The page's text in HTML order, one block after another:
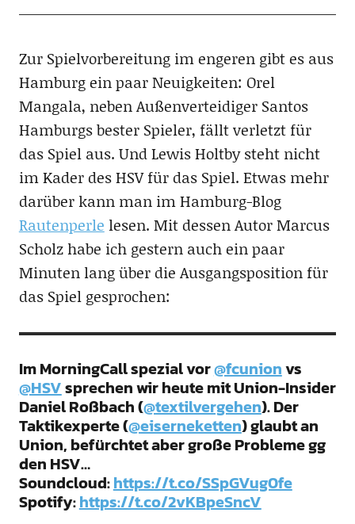
Zur Spielvorbereitung im engeren gibt es aus
Hamburg ein paar Neuigkeiten: Orel
Mangala, neben Außenverteidiger Santos
Hamburgs bester Spieler, fällt verletzt für
das Spiel aus. Und Lewis Holtby steht nicht
im Kader des HSV für das Spiel. Etwas mehr
darüber kann man im Hamburg-Blog
Rautenperle lesen. Mit dessen Autor Marcus
Scholz habe ich gestern auch ein paar
Minuten lang über die Ausgangsposition für
das Spiel gesprochen:
Im MorningCall spezial vor@fcunionvs
@HSVsprechen wir heute mit Union-Insider
Daniel Roßbach (@textilvergehen). Der
Taktikexperte (@eiserneketten) glaubt an
Union, befürchtet aber große Probleme gg
den HSV…
Soundcloud:https://t.co/SSpGVug0fe
Spotify:https://t.co/2vKBpeSncV